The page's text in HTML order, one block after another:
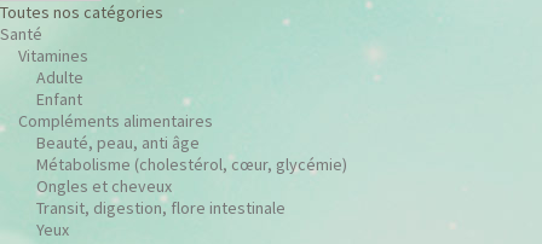
Toutes nos catégories
Santé
Vitamines
Adulte
Enfant
Compléments alimentaires
Beauté, peau, anti âge
Métabolisme (cholestérol, cœur, glycémie)
Ongles et cheveux
Transit, digestion, flore intestinale
Yeux